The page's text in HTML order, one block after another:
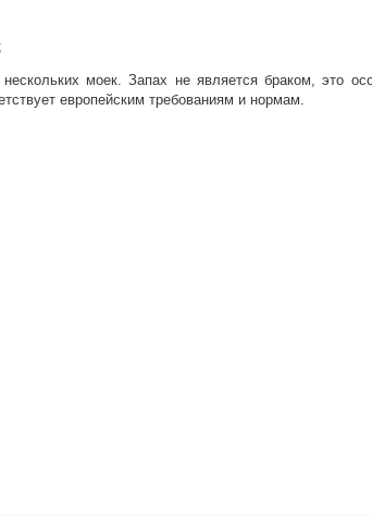
моек. Запах не является браком, это
европейским требованиям и нормам.